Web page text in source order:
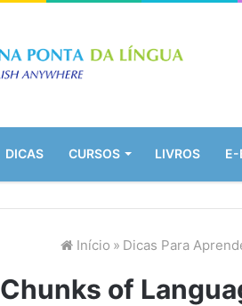
DICAS CURSOS LIVROS E-
Início » Dicas Para
Chunks of